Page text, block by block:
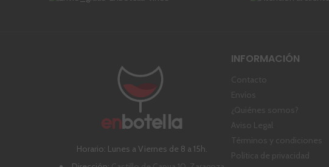
Horario: Lunes a Viernes de 8 a 15h.
INFORMACIÓN
Contacto
Envíos
¿Quiénes somos?
Aviso Legal
Términos y condiciones
Política de privacidad